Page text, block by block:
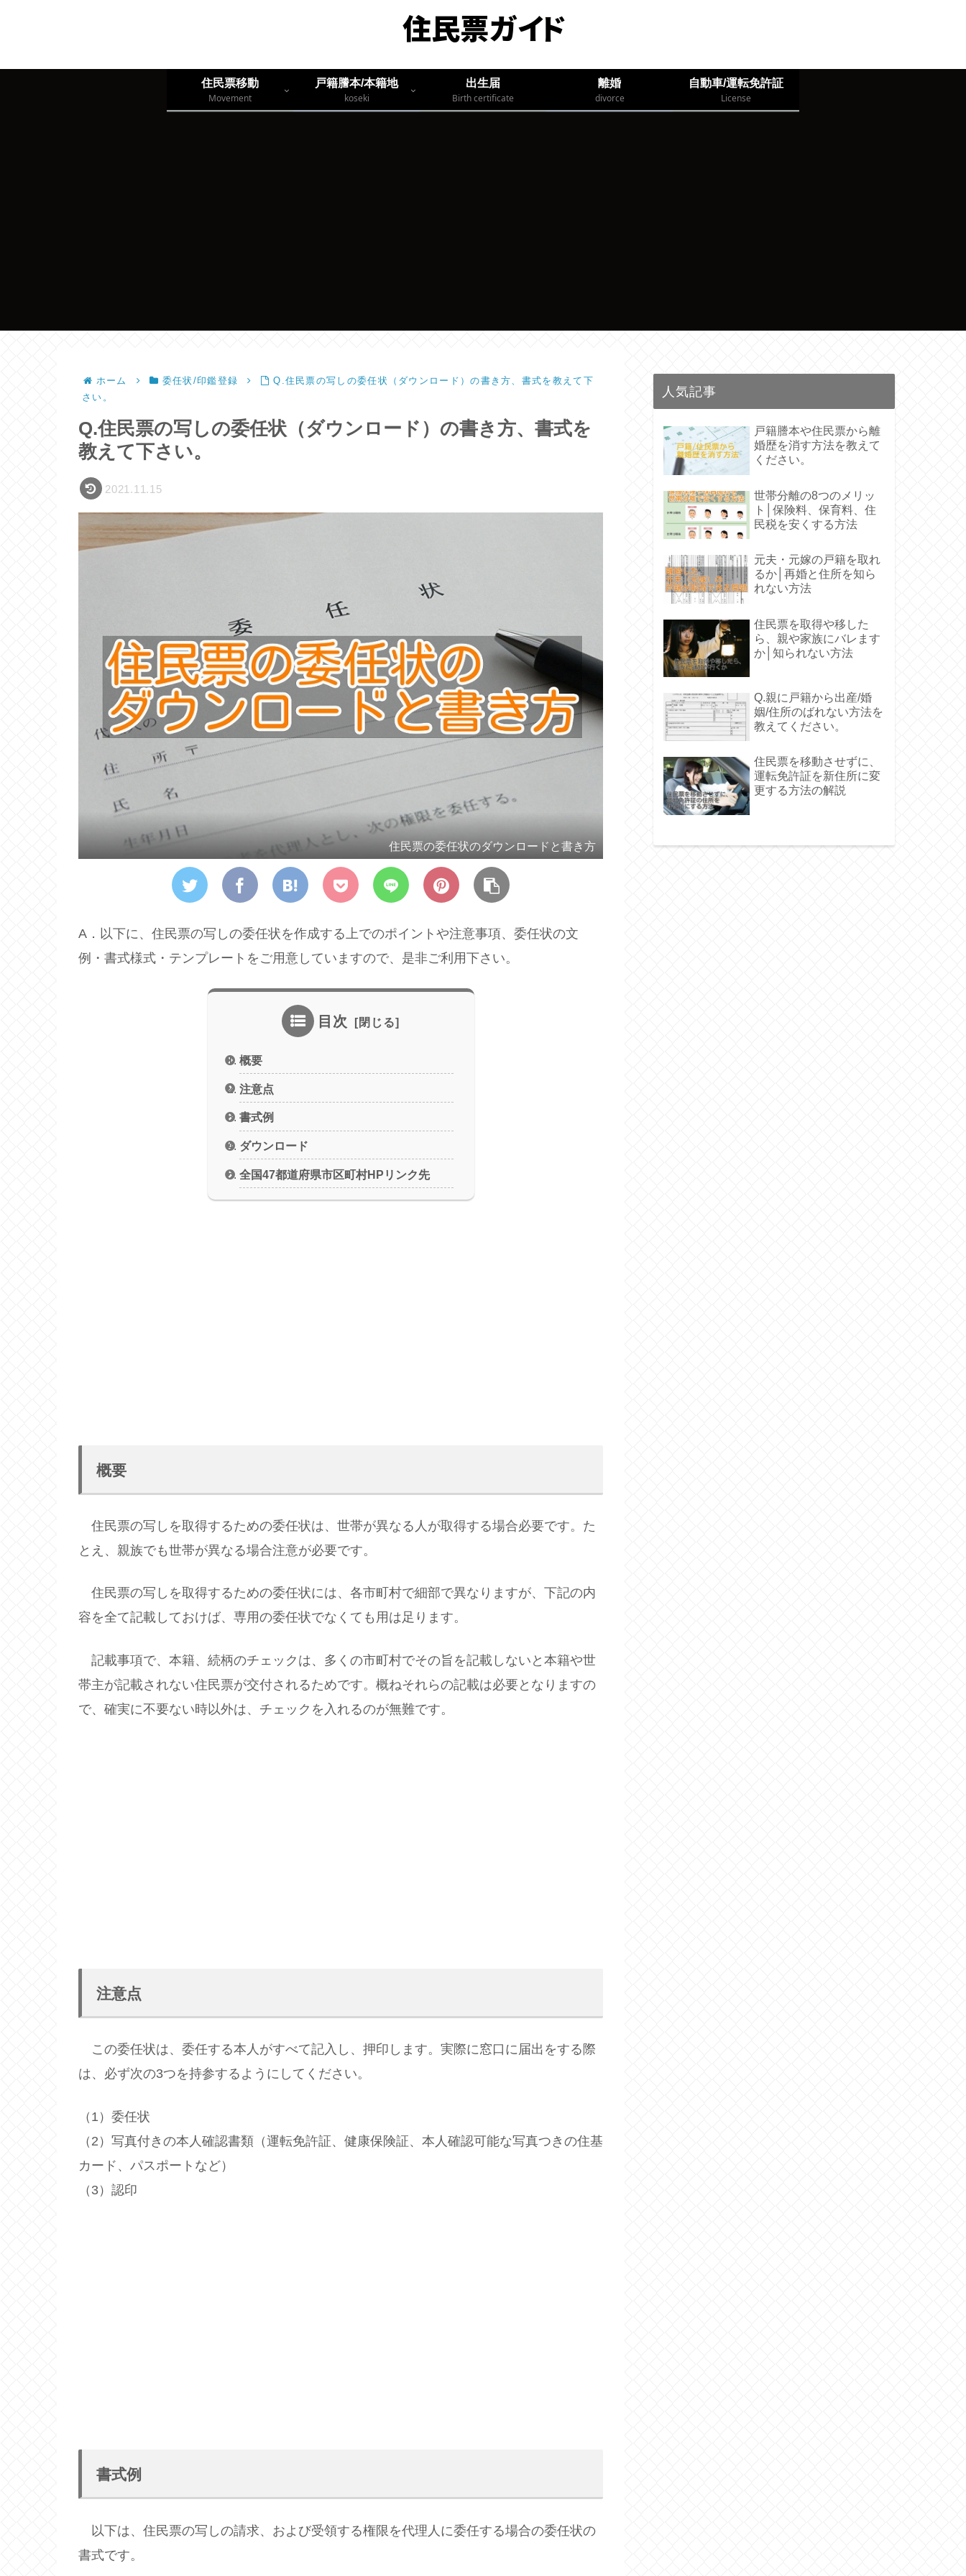
住民票移動
Movement
戸籍謄本/本籍地
koseki
出生届
Birth certificate
離婚
divorce
自動車/運転免許証
License
ホーム 委任状/印鑑登録
Q.住民票の写しの委任状（ダウンロード）の書き方、書式を教えて下
さい。
Q.住民票の写しの委任状（ダウンロード）の書き方、書式を
教えて下さい。
2021.11.15
住民票の委任状のダウンロードと書き方
A．以下に、住民票の写しの委任状を作成する上でのポイントや注意事項、委任状の文
例・書式様式・テンプレートをご用意していますので、是非ご利用下さい。
目次
概要
注意点
書式例
ダウンロード
全国47都道府県市区町村HPリンク先
概要
住民票の写しを取得するための委任状は、世帯が異なる人が取得する場合必要です。た
とえ、親族でも世帯が異なる場合注意が必要です。
住民票の写しを取得するための委任状には、各市町村で細部で異なりますが、下記の内
容を全て記載しておけば、専用の委任状でなくても用は足ります。
記載事項で、本籍、続柄のチェックは、多くの市町村でその旨を記載しないと本籍や世
帯主が記載されない住民票が交付されるためです。概ねそれらの記載は必要となりますの
で、確実に不要ない時以外は、チェックを入れるのが無難です。
注意点
この委任状は、委任する本人がすべて記入し、押印します。実際に窓口に届出をする際
は、必ず次の3つを持参するようにしてください。
（1）委任状
（2）写真付きの本人確認書類（運転免許証、健康保険証、本人確認可能な写真つきの住基
カード、パスポートなど）
（3）認印
書式例
以下は、住民票の写しの請求、および受領する権限を代理人に委任する場合の委任状の
書式です。
人気記事
戸籍謄本や住民票から離
婚歴を消す方法を教えて
ください。
世帯分離の8つのメリッ
ト│保険料、保育料、住
民税を安くする方法
元夫・元嫁の戸籍を取れ
るか│再婚と住所を知ら
れない方法
住民票を取得や移した
ら、親や家族にバレます
か│知られない方法
Q.親に戸籍から出産/婚
姻/住所のばれない方法を
教えてください。
住民票を移動させずに、
運転免許証を新住所に変
更する方法の解説